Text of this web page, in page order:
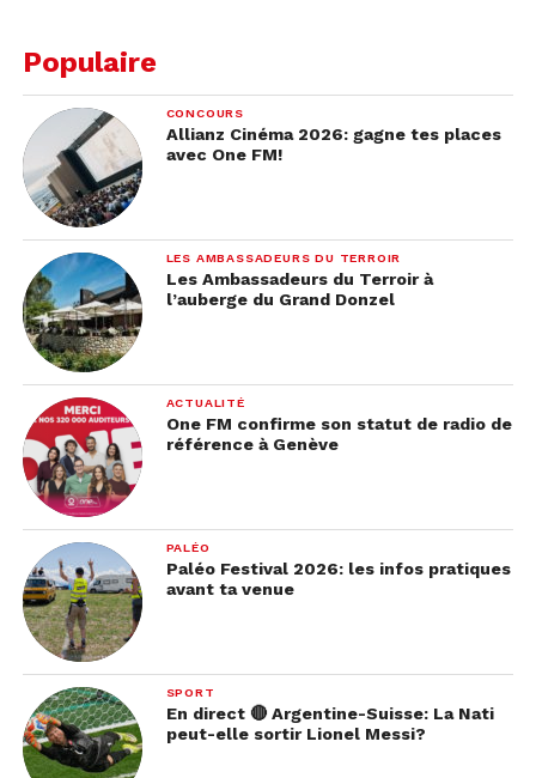
Populaire
CONCOURS
Allianz Cinéma 2026: gagne tes places
avec One FM!
LES AMBASSADEURS DU TERROIR
Les Ambassadeurs du Terroir à
l’auberge du Grand Donzel
ACTUALITÉ
One FM confirme son statut de radio de
référence à Genève
PALÉO
Paléo Festival 2026: les infos pratiques
avant ta venue
SPORT
En direct 🔴 Argentine-Suisse: La Nati
peut-elle sortir Lionel Messi?